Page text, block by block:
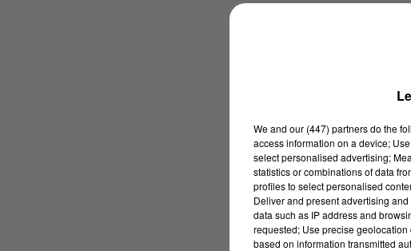
We and our (447) partnersdo the
access information on a device;
select personalised advertising;
statistics or combinations of data
profiles to select personalised
Deliver and present advertising
data such as IP address and
requested; Use precise
based on information transmitted